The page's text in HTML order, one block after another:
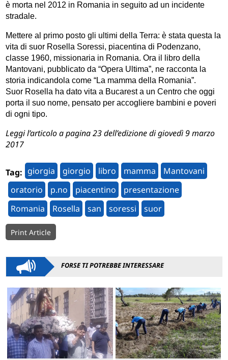
è morta nel 2012 in Romania in seguito ad un incidente
stradale.
Mettere al primo posto gli ultimi della Terra: è stata questa la
vita di suor Rosella Soressi, piacentina di Podenzano,
classe 1960, missionaria in Romania. Ora il libro della
Mantovani, pubblicato da “Opera Ultima”, ne racconta la
storia indicandola come “La mamma della Romania”.
Suor Rosella ha dato vita a Bucarest a un Centro che oggi
porta il suo nome, pensato per accogliere bambini e poveri
di ogni tipo.
Leggi l’articolo a pagina 23 dell’edizione di giovedì 9 marzo
2017
Tag: giorgia giorgio libro mamma
Mantovani
oratorio
p.no piacentino
presentazione
Romania
Rosella san soressi suor
Print Article
FORSE TI POTREBBE INTERESSARE